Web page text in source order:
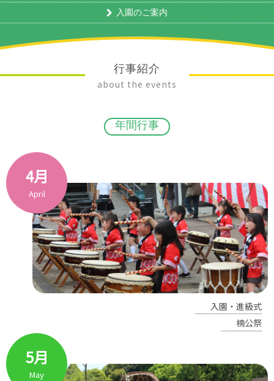
入園のご案内
行事紹介
about the events
年間行事
4月
April
入園・進級式
楠公祭
5月
May